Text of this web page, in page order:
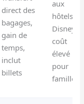
direct des
bagages,
gain de
temps,
inclut
billets
aux
hôtels
Disney,
coût
élevé
pour
familles